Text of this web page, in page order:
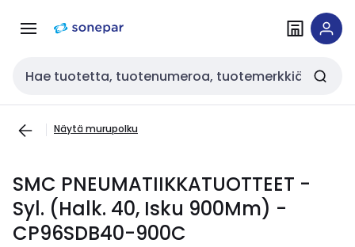
navigointiinsisältöön
Haku
Näytä murupolku
SMC PNEUMATIIKKATUOTTEET -
Syl. (Halk. 40, Isku 900Mm) -
CP96SDB40-900C